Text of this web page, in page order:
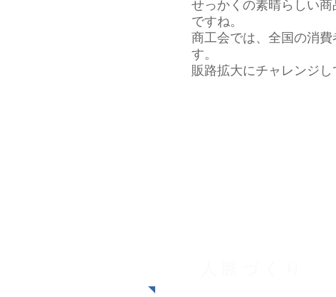
せっかくの素晴らしい
ですね。
商工会では、全国の消
す。
販路拡大にチャレンジし